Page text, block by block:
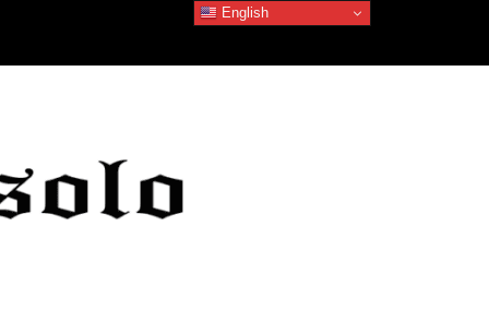
English